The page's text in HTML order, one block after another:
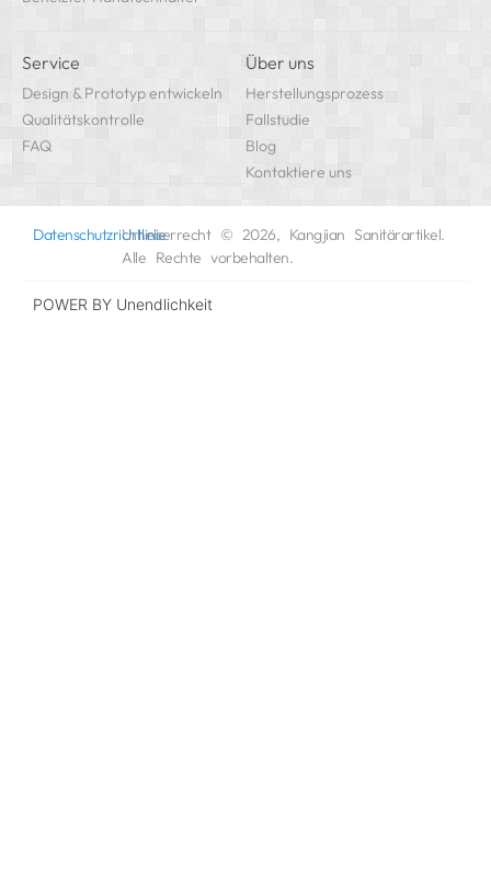
Service
Design & Prototyp entwickeln
Qualitätskontrolle
FAQ
Über uns
Herstellungsprozess
Fallstudie
Blog
Kontaktiere uns
DatenschutzrichtlinieUrheberrecht © 2026, Kangjian Sanitärartikel.
Alle Rechte vorbehalten.
POWER BY Unendlichkeit